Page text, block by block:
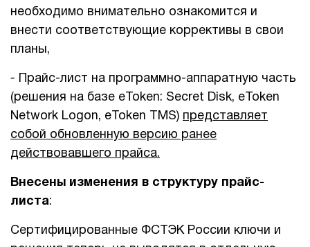
необходимо внимательно ознакомится и
внести соответствующие коррективы в свои
планы,
-
Прайс-лист на программно-аппаратную часть
(решения на базе eToken: Secret Disk, eToken
Network Logon, eToken TMS) представляет
собой обновленную версию ранее
действовавшего прайса.
Внесены изменения в структуру прайс-
листа:
Сертифицированные ФСТЭК России ключи и